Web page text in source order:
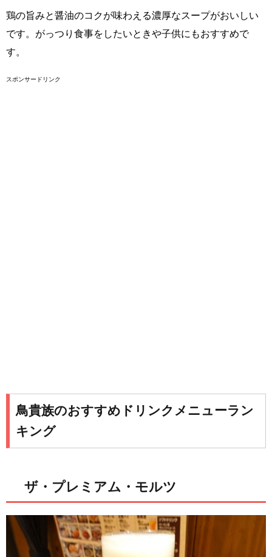
鶏の旨みと醤油のコクが味わえる濃厚なスープがおいしい
です。がっつり食事をしたいときや子供にもおすすめで
す。
スポンサードリンク
鳥貴族のおすすめドリンクメニューラン
キング
ザ・プレミアム・モルツ